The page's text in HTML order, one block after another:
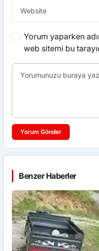
Yorum yaparken
web sitemi bu
Yorum Gönder
Benzer Haberler